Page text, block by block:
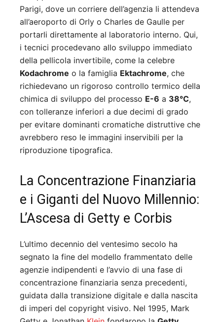
Parigi, dove un corriere dell’agenzia li attendeva
all’aeroporto di Orly o Charles de Gaulle per
portarli direttamente al laboratorio interno. Qui,
i tecnici procedevano allo sviluppo immediato
della pellicola invertibile, come la celebre
Kodachrome o la famiglia Ektachrome, che
richiedevano un rigoroso controllo termico della
chimica di sviluppo del processo E-6 a 38°C,
con tolleranze inferiori a due decimi di grado
per evitare dominanti cromatiche distruttive che
avrebbero reso le immagini inservibili per la
riproduzione tipografica.
La Concentrazione Finanziaria
e i Giganti del Nuovo Millennio:
L’Ascesa di Getty e Corbis
L’ultimo decennio del ventesimo secolo ha
segnato la fine del modello frammentato delle
agenzie indipendenti e l’avvio di una fase di
concentrazione finanziaria senza precedenti,
guidata dalla transizione digitale e dalla nascita
di imperi del copyright visivo. Nel 1995, Mark